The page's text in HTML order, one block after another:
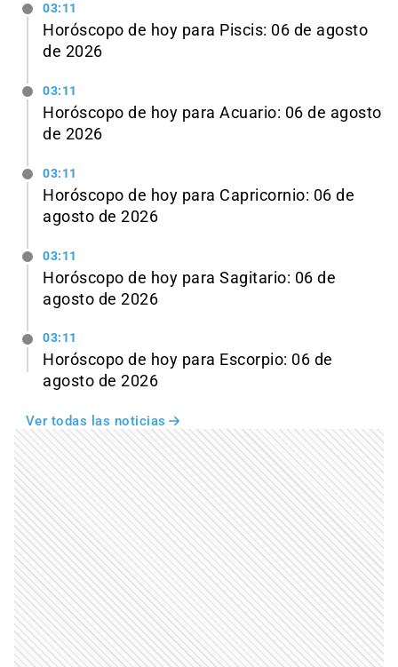
03:11
Horóscopo de hoy para Piscis: 06 de agosto
de 2026
03:11
Horóscopo de hoy para Acuario: 06 de agosto
de 2026
03:11
Horóscopo de hoy para Capricornio: 06 de
agosto de 2026
03:11
Horóscopo de hoy para Sagitario: 06 de
agosto de 2026
03:11
Horóscopo de hoy para Escorpio: 06 de
agosto de 2026
Ver todas las noticias